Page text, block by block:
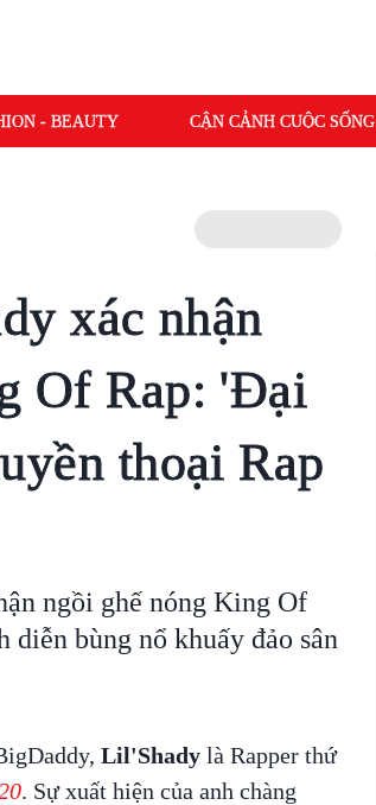
- BEAUTY CẬN CẢNH CUỘC SỐNG
xác nhận
Of Rap: 'Đại
thoại Rap
ngồi ghế nóng King Of
diễn bùng nổ khuấy đảo sân
Lil'Shady là Rapper thứ
. Sự xuất hiện của anh chàng